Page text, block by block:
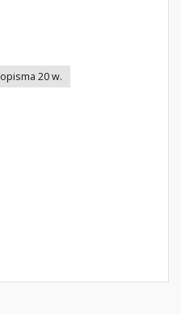
20 w.